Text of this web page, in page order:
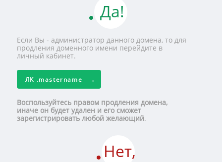
Да!
Если Вы - администратор данного домена, то для
продления доменного имени перейдите в
личный кабинет.
ЛК .mastername
Воспользуйтесь правом продления домена,
иначе он будет удален и его сможет
зарегистрировать любой желающий.
Нет,